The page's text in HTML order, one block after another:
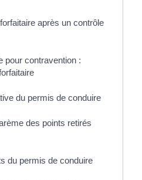
après un contrôle
pour contravention :
du permis de conduire
des points retirés
du permis de conduire